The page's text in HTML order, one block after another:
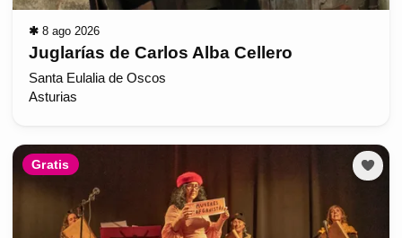
✱ 8 ago 2026
Juglarías de Carlos Alba Cellero
Santa Eulalia de Oscos
Asturias
Gratis